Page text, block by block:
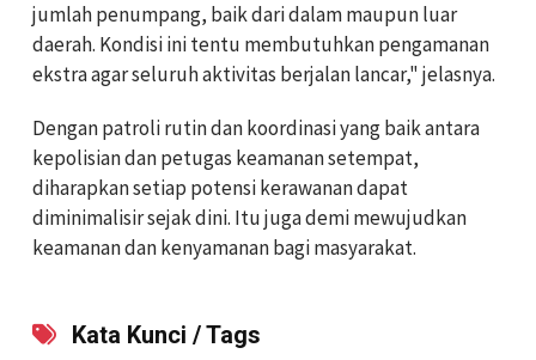
jumlah penumpang, baik dari dalam maupun luar
daerah. Kondisi ini tentu membutuhkan pengamanan
ekstra agar seluruh aktivitas berjalan lancar," jelasnya.
Dengan patroli rutin dan koordinasi yang baik antara
kepolisian dan petugas keamanan setempat,
diharapkan setiap potensi kerawanan dapat
diminimalisir sejak dini. Itu juga demi mewujudkan
keamanan dan kenyamanan bagi masyarakat.
Kata Kunci / Tags